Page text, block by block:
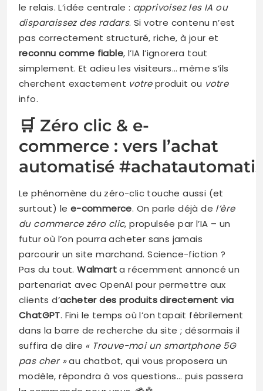
le relais. L’idée centrale : apprivoisez les IA ou
disparaissez des radars. Si votre contenu n’est
pas correctement structuré, riche, à jour et
reconnu comme fiable, l’IA l’ignorera tout
simplement. Et adieu les visiteurs… même s’ils
cherchent exactement votreproduit ou votre
info.
🛒 Zéro clic & e-
commerce : vers l’achat
automatisé
Le phénomène du zéro-clic touche aussi (et
surtout) le e-commerce. On parle déjà de l’ère
du commerce zéro clic, propulsée par l’IA – un
futur où l’on pourra acheter sans jamais
parcourir un site marchand. Science-fiction ?
Pas du tout.Walmarta récemment annoncé un
partenariat avec OpenAI pour permettre aux
clients d’acheter des produits directement via
ChatGPT. Fini le temps où l’on tapait fébrilement
dans la barre de recherche du site ; désormais il
suffira de dire « Trouve-moi un smartphone 5G
pas cher »au chatbot, qui vous proposera un
modèle, répondra à vos questions… puis passera